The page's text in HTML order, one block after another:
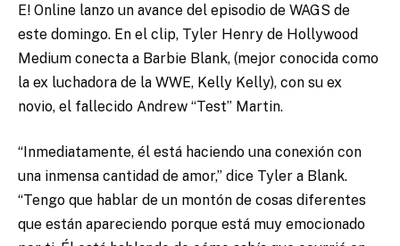
E! Online lanzo un avance del episodio de WAGS de
este domingo. En el clip, Tyler Henry de Hollywood
Medium conecta a Barbie Blank, (mejor conocida como
la ex luchadora de la WWE, Kelly Kelly), con su ex
novio, el fallecido Andrew “Test” Martin.
“Inmediatamente, él está haciendo una conexión con
una inmensa cantidad de amor,” dice Tyler a Blank.
“Tengo que hablar de un montón de cosas diferentes
que están apareciendo porque está muy emocionado